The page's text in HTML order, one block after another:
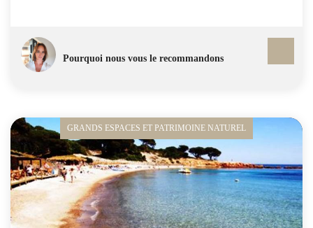
de Piana]… Des sensations fortes encore renforcées par le
cadre magnifique du [massif de l'Ospédale]. Toutes ces
activités sont encadrées par des moniteurs diplômés, très
inoubliables !
Pourquoi nous vous le recommandons
GRANDS ESPACES ET PATRIMOINE NATUREL